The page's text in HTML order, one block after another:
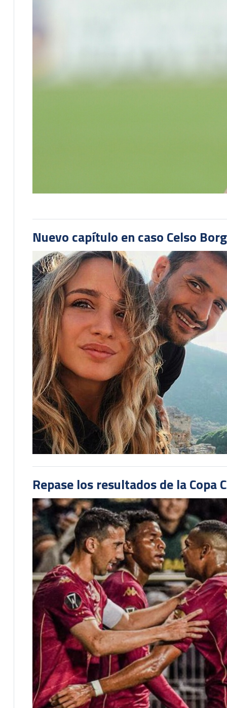
Nuevo capítulo en caso Celso
Repase los resultados de la Copa